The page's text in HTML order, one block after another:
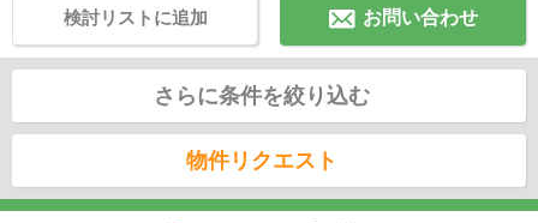
お問い合わせ
検討リストに追加
さらに条件を絞り込む
物件リクエスト